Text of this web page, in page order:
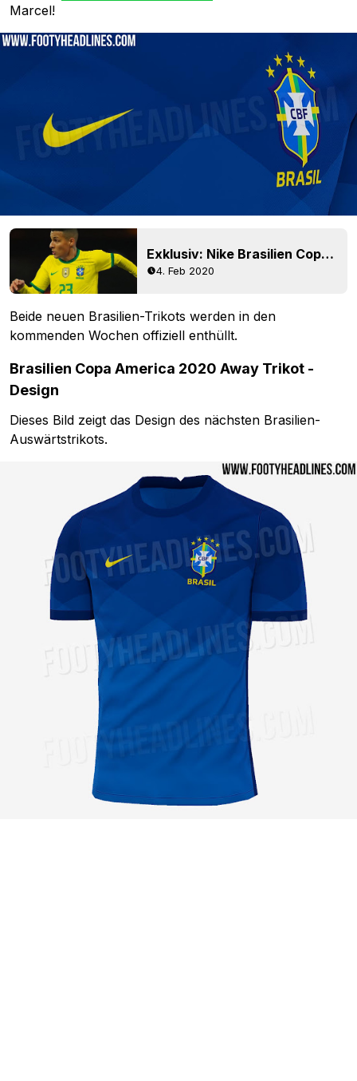
Marcel!
Exklusiv: Nike Brasilien Copa America 2020 Heimtrikot geleaked - "vollständiger Blick"
4. Feb 2020
Beide neuen Brasilien-Trikots werden in den
kommenden Wochen offiziell enthüllt.
Brasilien Copa America 2020 Away Trikot -
Design
Dieses Bild zeigt das Design des nächsten Brasilien-
Auswärtstrikots.